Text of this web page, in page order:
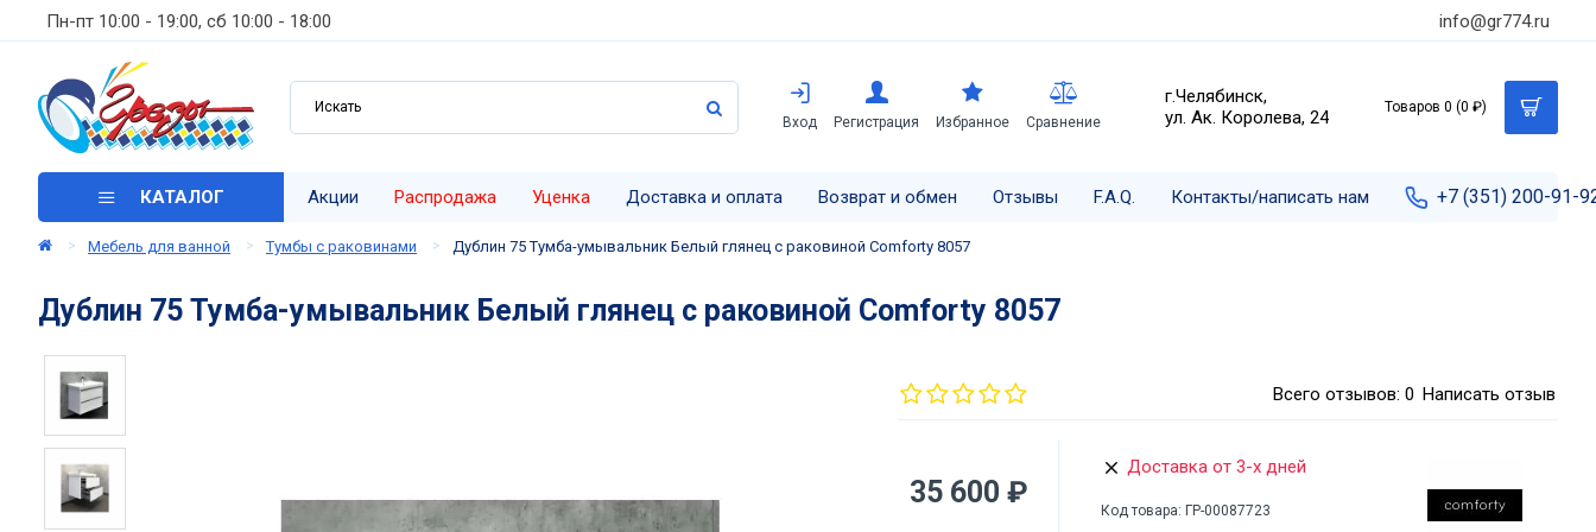
Пн-пт 10:00 - 19:00, сб 10:00 - 18:00 info@gr774.ru
Вход Регистрация Избранное Сравнение
г.Челябинск,
ул. Ак. Королева, 24
Товаров 0 (0 ₽)
КАТАЛОГ Акции Распродажа Уценка Доставка и оплата Возврат и обмен Отзывы F.A.Q. Контакты/написать нам +7 (351) 200-91-
Мебель для ванной Тумбы с раковинами Дублин 75 Тумба-умывальник Белый глянец с раковиной Comforty 8057
Дублин 75 Тумба-умывальник Белый глянец с раковиной Comforty 8057
Всего отзывов: 0 Написать отзыв
35 600 ₽
Доставка от 3-х дней
Код товара: ГР-00087723